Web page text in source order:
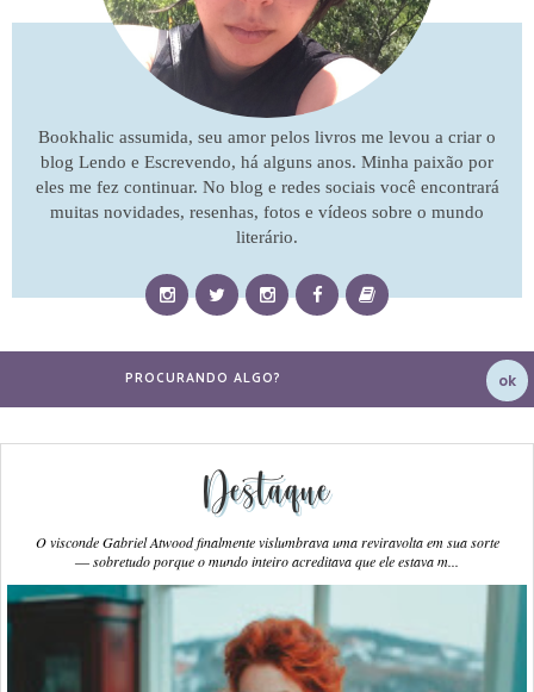
Bookhalic assumida, seu amor pelos livros me levou a criar o
blog Lendo e Escrevendo, há alguns anos. Minha paixão por
eles me fez continuar. No blog e redes sociais você encontrará
muitas novidades, resenhas, fotos e vídeos sobre o mundo
literário.
Destaque
O visconde Gabriel Atwood finalmente vislumbrava uma reviravolta em sua sorte
― sobretudo porque o mundo inteiro acreditava que ele estava m...